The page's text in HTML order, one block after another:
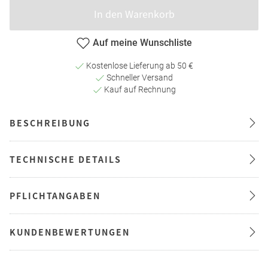
In den Warenkorb
Auf meine Wunschliste
Kostenlose Lieferung ab 50 €
Schneller Versand
Kauf auf Rechnung
BESCHREIBUNG
TECHNISCHE DETAILS
PFLICHTANGABEN
KUNDENBEWERTUNGEN